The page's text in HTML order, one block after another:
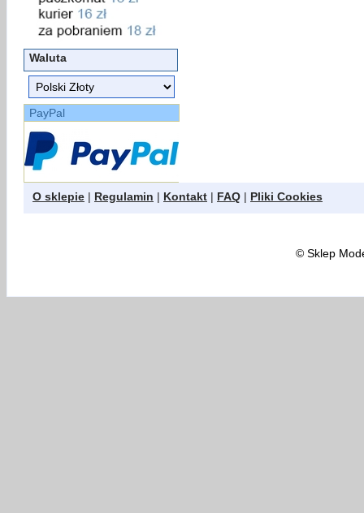
Waluta
PayPal
O sklepie | Regulamin | Kontakt | FAQ | Pliki Cookies
©Sklep